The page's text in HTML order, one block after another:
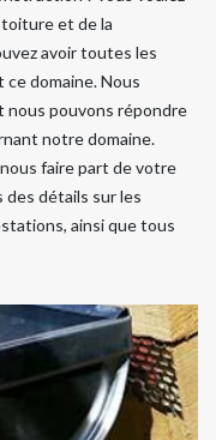
toiture et de la
avoir toutes les
domaine. Nous
nous pouvons répondre
notre domaine.
faire part de votre
des détails sur les
ainsi que tous